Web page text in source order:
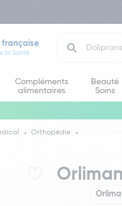
française
la Santé
Compléments
alimentaires
Beauté
Soins
Orthopédie